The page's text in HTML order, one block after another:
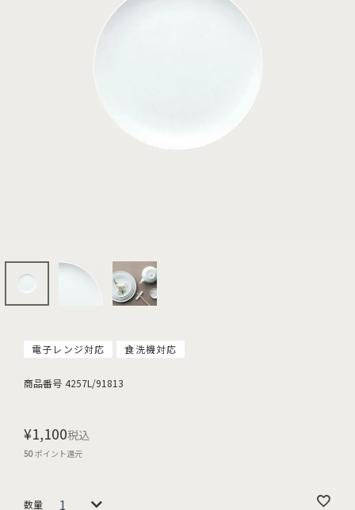
電子レンジ対応 食洗機対応
商品番号 4257L/91813
¥1,100税込
50ポイント還元